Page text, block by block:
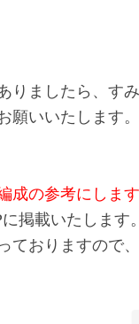
りましたら、す
願いいたします。
成の参考にしま
掲載いたします
ておりますので